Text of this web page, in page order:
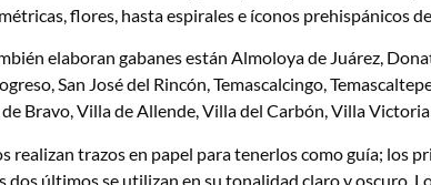
flores, hasta espirales e íconos prehispánicos
elaboran gabanes están Almoloya de Juárez,
San José del Rincón, Temascalcingo,
Bravo, Villa de Allende, Villa del Carbón, Villa
realizan trazos en papel para tenerlos como guía; los
dos últimos se utilizan en su tonalidad claro y oscuro.